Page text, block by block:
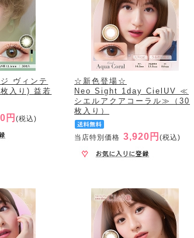
ヴィンテ
入り) 益若
円(税込)
☆新色登場☆
Neo Sight 1day CielUV ≪
シエルアクアコーラル≫（30
枚入り）
当店特別価格 3,920円(税込)